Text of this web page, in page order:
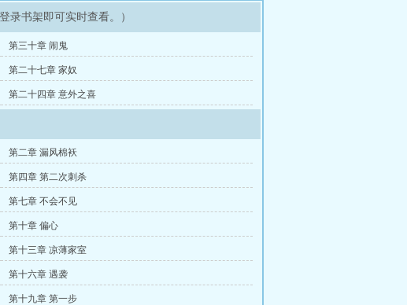
录书架即可实时查看。）
第三十章 闹鬼
第二十七章 家奴
第二十四章 意外之喜
第二章 漏风棉袄
第四章 第二次刺杀
第七章 不会不见
第十章 偏心
第十三章 凉薄家室
第十六章 遇袭
第十九章 第一步